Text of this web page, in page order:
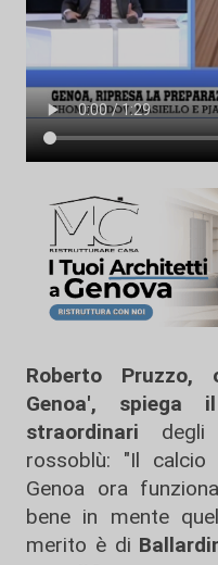
Roberto
Genoa', spiega
straordinari degli
rossoblù: "Il
Genoa ora
bene in mente
merito è di